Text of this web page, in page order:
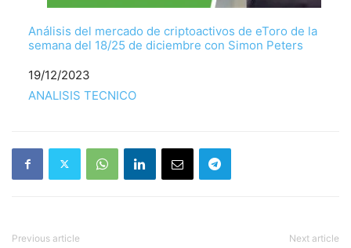
Análisis del mercado de criptoactivos de eToro de la
semana del 18/25 de diciembre con Simon Peters
Fecha
19/12/2023
Respecto a
ANALISIS TECNICO
Previous article Next article